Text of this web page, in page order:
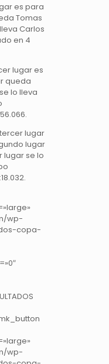
es para
Tomas
Carlos
en 4
lugar es
queda
lo lleva
lugar
lugar
lugar se lo
wp-
copa-
wp-